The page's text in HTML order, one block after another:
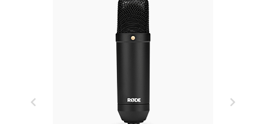
Previous Next